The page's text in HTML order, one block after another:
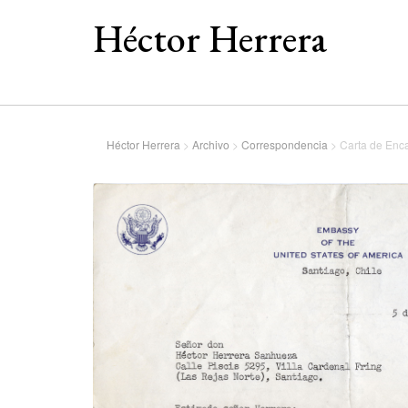
Héctor Herrera
Héctor Herrera > Archivo > Correspondencia > Carta de